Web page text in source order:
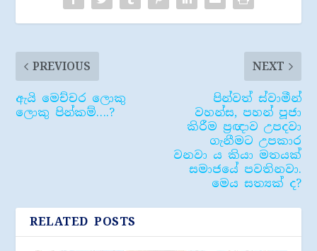
PREVIOUS
ඇයි මෙච්චර ලොකු
ලොකු පින්කම්….?
NEXT
පින්වත් ස්වාමීන්
වහන්ස, පහන් පූජා
කිරීම ප්‍රඥාව උපදවා
ගැනීමට උපකාර
වනවා ය කියා මතයක්
සමාජයේ පවතිනවා.
මෙය සත්‍යක් ද?
RELATED POSTS